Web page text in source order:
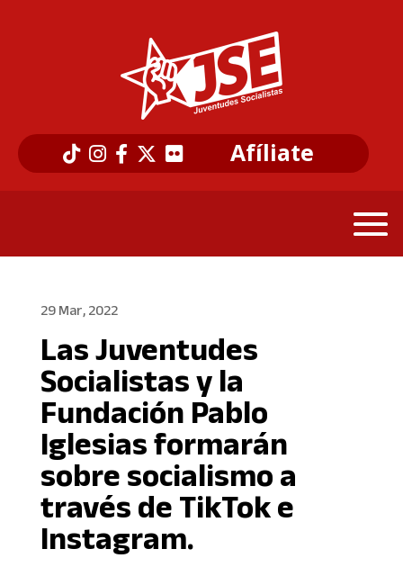
Afíliate
29 Mar, 2022
Las Juventudes
Socialistas y la
Fundación Pablo
Iglesias formarán
sobre socialismo a
través de TikTok e
Instagram.